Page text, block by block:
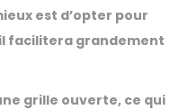
est d’opter pour
facilitera grandement
grille ouverte, ce qui